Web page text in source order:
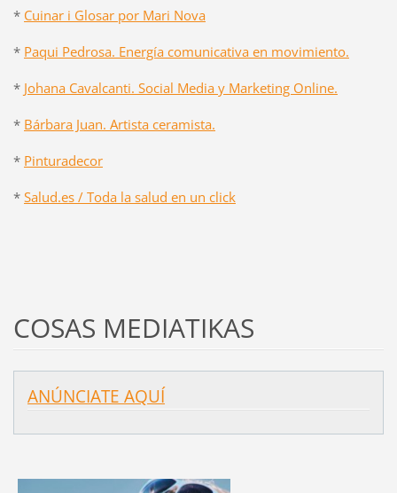
* Cuinar i Glosar por Mari Nova
* Paqui Pedrosa. Energía comunicativa en movimiento.
* Johana Cavalcanti. Social Media y Marketing Online.
* Bárbara Juan. Artista ceramista.
* Pinturadecor
* Salud.es / Toda la salud en un click
COSAS MEDIATIKAS
ANÚNCIATE AQUÍ